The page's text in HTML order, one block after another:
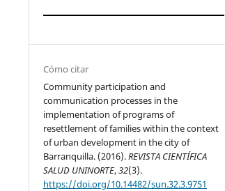
Cómo citar
Community participation and
communication processes in the
implementation of programs of
resettlement of families within the context
of urban development in the city of
Barranquilla. (2016).REVISTA CIENTÍFICA
SALUD UNINORTE,32(3).
https://doi.org/10.14482/sun.32.3.9751